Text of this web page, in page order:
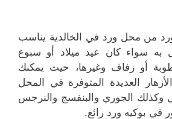
من محل ورد في الخالدية يناسب
به سواء كان عيد ميلاد أو سبوع
أو زفاف وغيرها، حيث يمكنك
الأزهار العديدة المتوفرة في المحل
وكذلك الجوري والبنفسج والنرجس
في بوكيه ورد رائع.